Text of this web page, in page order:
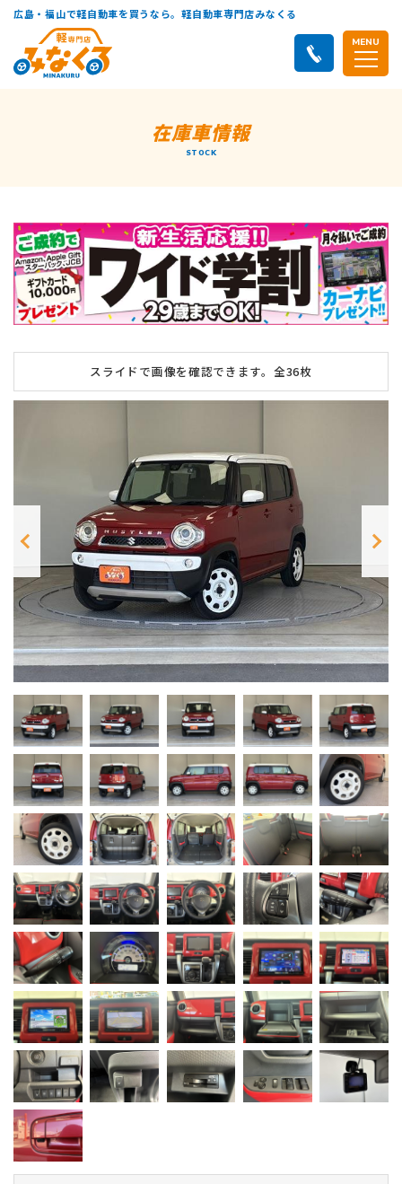
広島・福山で軽自動車を買うなら。軽自動車専門店みなくる
MENU
在庫車情報
STOCK
スライドで画像を確認できます。 全36枚